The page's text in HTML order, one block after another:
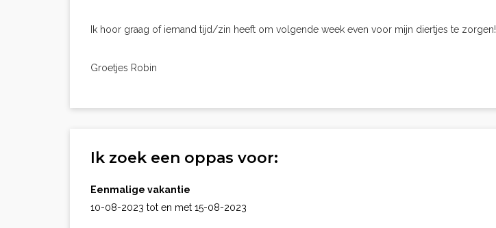
Ik hoor graag of iemand tijd/zin heeft om volgende week even voor mijn diertjes te zorgen!
Groetjes Robin
Ik zoek een oppas voor:
Eenmalige vakantie
10-08-2023 tot en met 15-08-2023